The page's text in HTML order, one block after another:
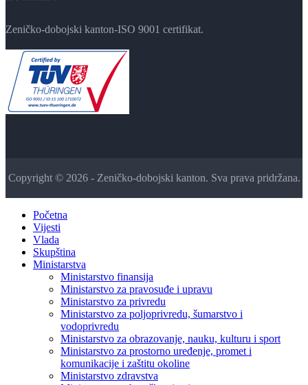
Zeničko-dobojski kanton-ISO 9001 certifikat.
Copyright © 2026 - Zeničko-dobojski kanton. Sva prava pridržana.
Početna
Vijesti
Vlada
Skupština
Ministarstva
Ministarstvo finansija
Ministarstvo za pravosuđe i upravu
Ministarstvo za privredu
Ministarstvo za poljoprivredu, šumarstvo i
vodoprivredu
Ministarstvo za obrazovanje, nauku, kulturu i sport
Ministarstvo za prostorno uređenje, promet i
komunikacije i zaštitu okoline
Ministarstvo zdravstva